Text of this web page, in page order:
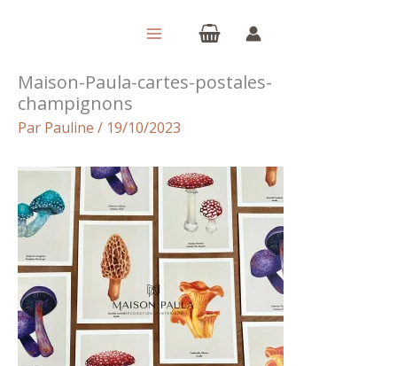
Maison-Paula-cartes-postales-
champignons
Par Pauline / 19/10/2023